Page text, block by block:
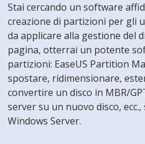
Stai cercando un software
creazione di partizioni per gli
da applicare alla gestione del
pagina, otterrai un potente
partizioni: EaseUS Partition
spostare, ridimensionare,
convertire un disco in MBR/
server su un nuovo disco,
Windows Server.